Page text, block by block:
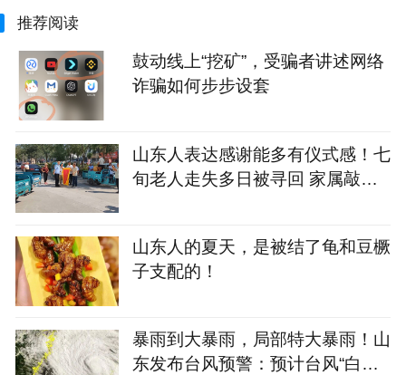
推荐阅读
鼓动线上“挖矿”，受骗者讲述网络
诈骗如何步步设套
山东人表达感谢能多有仪式感！七
旬老人走失多日被寻回 家属敲锣
山东人的夏天，是被结了龟和豆橛
子支配的！
暴雨到大暴雨，局部特大暴雨！山
东发布台风预警：预计台风“白海